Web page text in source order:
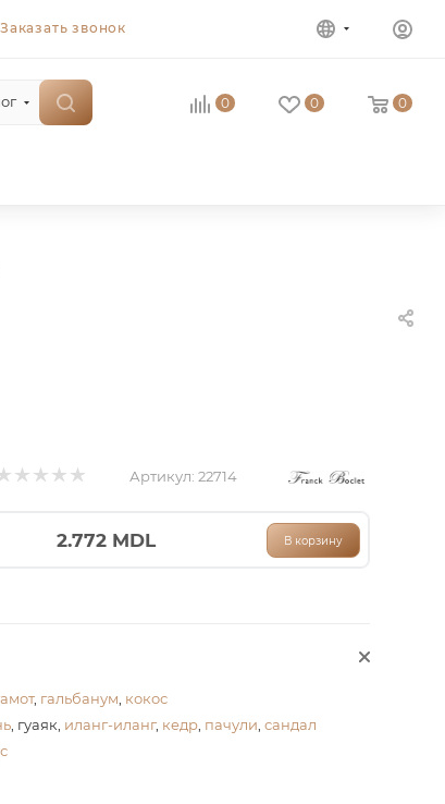
Заказать звонок
0 0 0
Артикул: 22714
2.772 MDL В корзину
, гальбанум кокос
, гуаяк, иланг-иланг, кедр, пачули сандал